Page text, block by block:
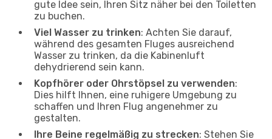
gute Idee sein, Ihren Sitz näher bei den Toiletten
zu buchen.
Viel Wasser zu trinken: Achten Sie darauf,
während des gesamten Fluges ausreichend
Wasser zu trinken, da die Kabinenluft
dehydrierend sein kann.
Kopfhörer oder Ohrstöpsel zu verwenden:
Dies hilft Ihnen, eine ruhigere Umgebung zu
schaffen und Ihren Flug angenehmer zu
gestalten.
Ihre Beine regelmäßig zu strecken: Stehen Sie